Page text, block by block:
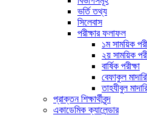
ভর্তি তথ্য
সিলেবাস
পরীক্ষার ফলাফল
১ম সাময়িক
২য় সাময়িক
বার্ষিক পরীক্ষা
বেফাকুল
তাহযীবুল
প্রাক্তন শিক্ষার্থীবৃন্দ
একাডেমিক ক্যালেন্ডার